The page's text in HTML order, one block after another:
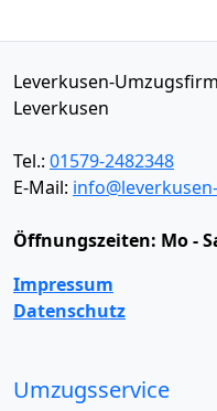
Leverkusen-
Leverkusen
Tel.: 01579-2482348
E-Mail:
Öffnungszeiten: Mo -
Impressum
Datenschutz
Umzugsservice